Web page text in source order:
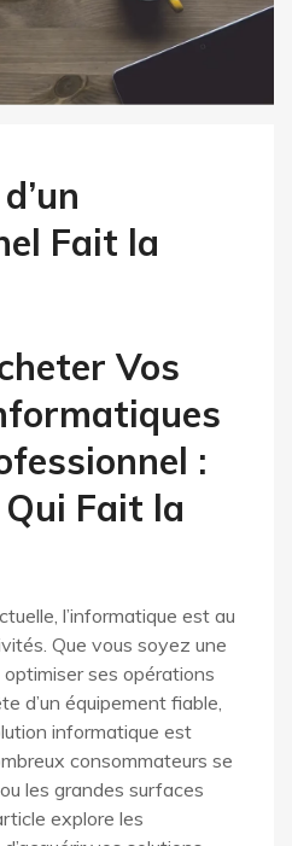
Fait la
Vos
:
Qui Fait la
l’informatique est au
Que vous soyez une
ses opérations
d’un équipement fiable,
informatique est
consommateurs se
les grandes surfaces
explore les